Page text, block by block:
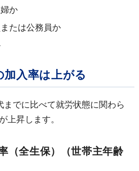
か
たは公務員か
入率は上がる
でに比べて就労状態に関わら
上昇します。
（全生保）（世帯主年齢